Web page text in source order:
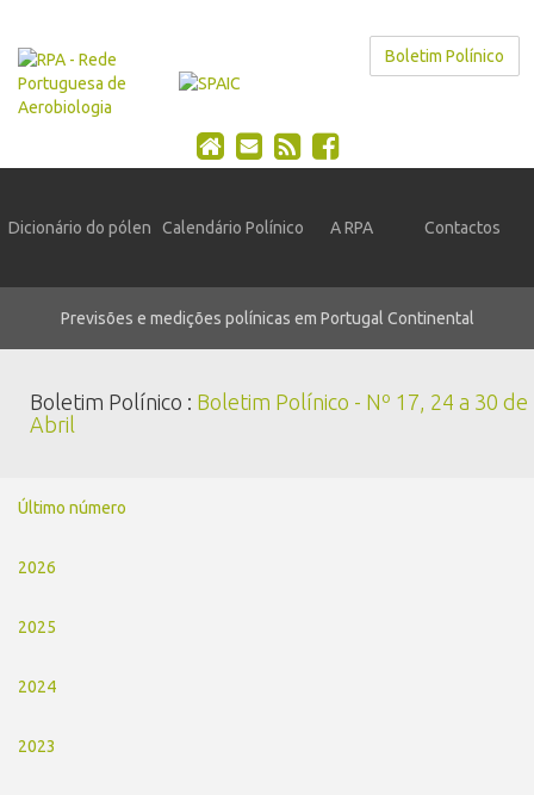
Boletim Polínico
Dicionário do pólen Calendário Polínico A RPA Contactos
Previsões e medições polínicas em Portugal Continental
Boletim Polínico : Boletim Polínico - Nº 17, 24 a 30 de
Abril
Último número
2026
2025
2024
2023